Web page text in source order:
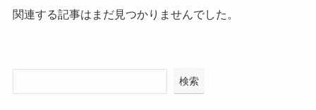
関連する記事はまだ見つかりませんでした。
検索